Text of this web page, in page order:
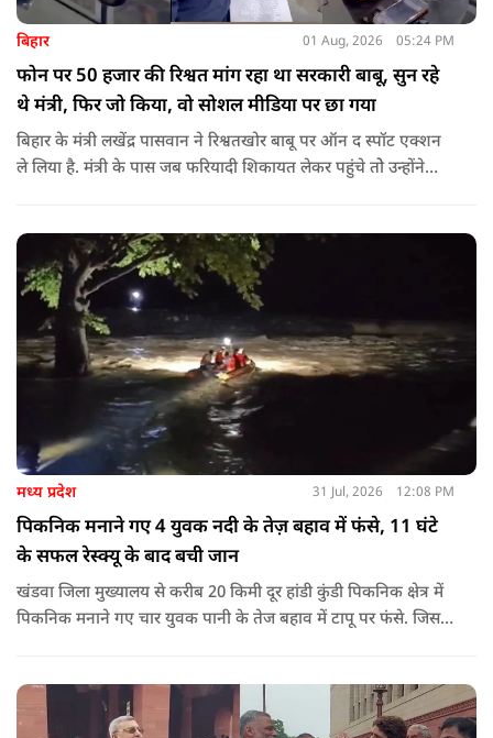
बिहार 01 Aug, 2026 05:24 PM
फोन पर 50 हजार की रिश्वत मांग रहा था सरकारी बाबू, सुन रहे
थे मंत्री, फिर जो किया, वो सोशल मीडिया पर छा गया
बिहार के मंत्री लखेंद्र पासवान ने रिश्वतखोर बाबू पर ऑन द स्पॉट एक्शन
ले लिया है. मंत्री के पास जब फरियादी शिकायत लेकर पहुंचे तोे उन्होंने
मध्य प्रदेश 31 Jul, 2026 12:08 PM
पिकनिक मनाने गए 4 युवक नदी के तेज़ बहाव में फंसे, 11 घंटे
के सफल रेस्क्यू के बाद बची जान
खंडवा जिला मुख्यालय से करीब 20 किमी दूर हांडी कुंडी पिकनिक क्षेत्र में
पिकनिक मनाने गए चार युवक पानी के तेज बहाव में टापू पर फंसे. जिसके